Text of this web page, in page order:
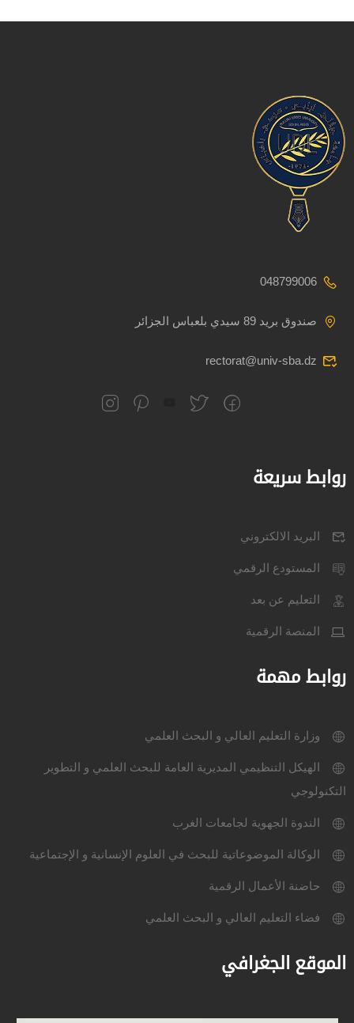
048799006
صندوق بريد 89 سيدي بلعباس الجزائر
rectorat@univ-sba.dz
روابط سريعة
البريد الالكتروني
المستودع الرقمي
التعليم عن بعد
المنصة الرقمية
روابط مهمة
وزارة التعليم العالي و البحث العلمي
الهيكل التنظيمي المديرية العامة للبحث العلمي و التطوير
التكنولوجي
الندوة الجهوية لجامعات الغرب
الوكالة الموضوعاتية للبحث في العلوم الإنسانية و الإجتماعية
حاضنة الأعمال الرقمية
فضاء التعليم العالي و البحث العلمي
الموقع الجغرافي